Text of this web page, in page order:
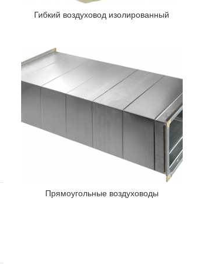
Гибкий воздуховод изолированный
Прямоугольные воздуховоды